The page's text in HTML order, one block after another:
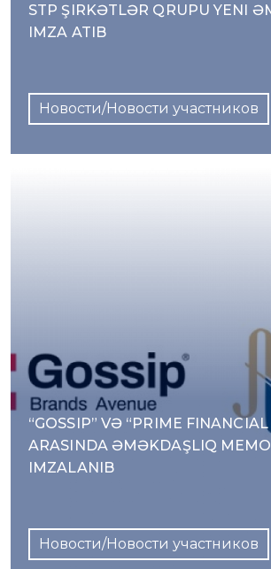
STP ŞIRKƏTLƏR QRUPU YENI
IMZA ATIB
Новости/Новости участников
“GOSSIP” VƏ “PRIME FINANCIAL
ARASINDA ƏMƏKDAŞLIQ
IMZALANIB
Новости/Новости участников